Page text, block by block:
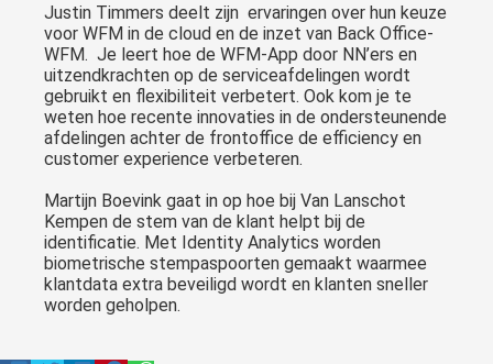
Justin Timmers deelt zijn ervaringen over hun keuze
voor WFM in de cloud en de inzet van Back Office-
WFM. Je leert hoe de WFM-App door NN’ers en
uitzendkrachten op de serviceafdelingen wordt
gebruikt en flexibiliteit verbetert. Ook kom je te
weten hoe recente innovaties in de ondersteunende
afdelingen achter de frontoffice de efficiency en
customer experience verbeteren.
Martijn Boevink gaat in op hoe bij Van Lanschot
Kempen de stem van de klant helpt bij de
identificatie. Met Identity Analytics worden
biometrische stempaspoorten gemaakt waarmee
klantdata extra beveiligd wordt en klanten sneller
worden geholpen.